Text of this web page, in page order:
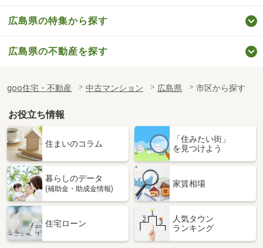
広島県の特集から探す
広島県の不動産を探す
goo住宅・不動産 中古マンション 広島県 市区から探す
お役立ち情報
住まいのコラム
「住みたい街」
を見つけよう
暮らしのデータ
(補助金・助成金情報)
家賃相場
住宅ローン
人気タウン
ランキング